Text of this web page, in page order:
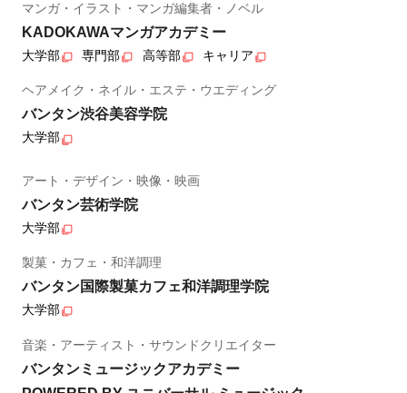
マンガ・イラスト・マンガ編集者・ノベル
KADOKAWAマンガアカデミー
大学部 専門部 高等部 キャリア
ヘアメイク・ネイル・エステ・ウエディング
バンタン渋谷美容学院
大学部
アート・デザイン・映像・映画
バンタン芸術学院
大学部
製菓・カフェ・和洋調理
バンタン国際製菓カフェ和洋調理学院
大学部
音楽・アーティスト・サウンドクリエイター
バンタンミュージックアカデミー